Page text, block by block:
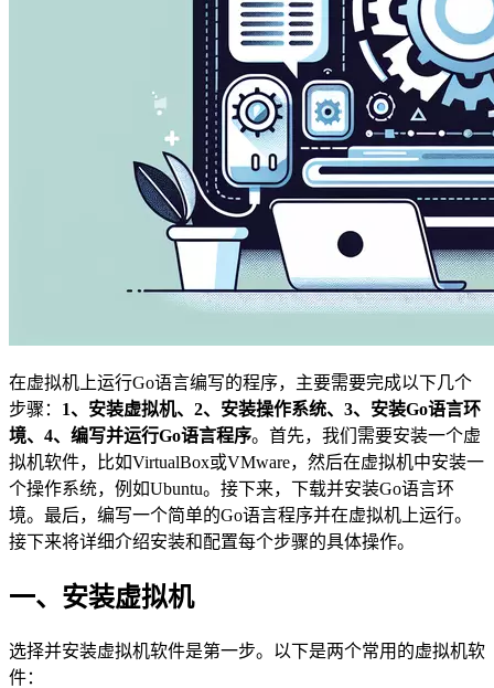
在虚拟机上运行Go语言编写的程序，主要需要完成以下几个
步骤： 1、安装虚拟机、2、安装操作系统、3、安装Go语言环
境、4、编写并运行Go语言程序。首先，我们需要安装一个虚
拟机软件，比如VirtualBox或VMware，然后在虚拟机中安装一
个操作系统，例如Ubuntu。接下来，下载并安装Go语言环
境。最后，编写一个简单的Go语言程序并在虚拟机上运行。
接下来将详细介绍安装和配置每个步骤的具体操作。
一、安装虚拟机
选择并安装虚拟机软件是第一步。以下是两个常用的虚拟机软
件：